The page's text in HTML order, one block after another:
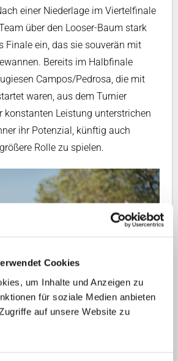
Cookies
um Inhalte und Anzeigen zu
für soziale Medien anbieten
auf unsere Website zu
einer Niederlage im Viertelfinale
über den Looser-Baum stark
Finale ein, das sie souverän mit
Bereits im Halbfinale
Campos/Pedrosa, die mit
waren, aus dem Turnier
konstanten Leistung unterstrichen
ihr Potenzial, künftig auch
Rolle zu spielen.
Pfretzschner triumphierten beim GBT-Auftakt